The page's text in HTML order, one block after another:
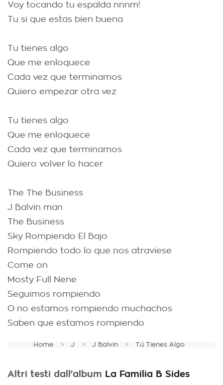
Voy tocando tu espalda nnnm!
Tu si que estas bien buena
Tu tienes algo
Que me enloquece
Cada vez que terminamos
Quiero empezar otra vez
Tu tienes algo
Que me enloquece
Cada vez que terminamos
Quiero volver lo hacer
The The Business
J Balvin man
The Business
Sky Rompiendo El Bajo
Rompiendo todo lo que nos atraviese
Come on
Mosty Full Nene
Seguimos rompiendo
O no estamos rompiendo muchachos
Saben que estamos rompiendo
Home J J Balvin Tú Tienes Algo
Altri testi dall'album La Familia B Sides